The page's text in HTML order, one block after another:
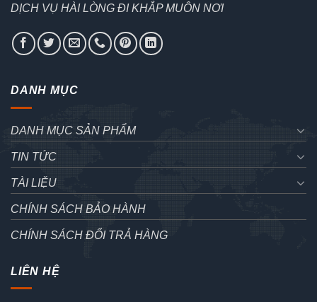
DỊCH VỤ HÀI LÒNG ĐI KHẮP MUÔN NƠI
DANH MỤC
DANH MỤC SẢN PHẨM
TIN TỨC
TÀI LIỆU
CHÍNH SÁCH BẢO HÀNH
CHÍNH SÁCH ĐỔI TRẢ HÀNG
LIÊN HỆ